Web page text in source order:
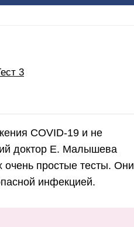
3
COVID-19 и не
доктор Е. Малышева
очень простые тесты. Они
инфекцией.